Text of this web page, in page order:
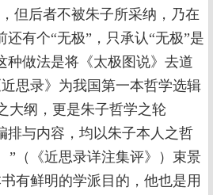
但后者不被朱子所采纳，乃在
还有个“无极”，只承认“无极”是
种做法是将《太极图说》去道
思录》为我国第一本哲学选辑
大纲，更是朱子哲学之轮
排与内容，均以朱子本人之哲
”（《近思录详注集评》）束景
有鲜明的学派目的，他也是用